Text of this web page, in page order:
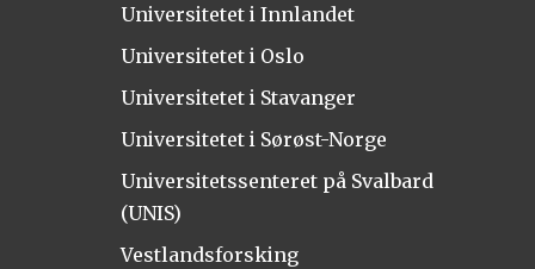
Universitetet i Innlandet
Universitetet i Oslo
Universitetet i Stavanger
Universitetet i Sørøst-Norge
Universitetssenteret på Svalbard
(UNIS)
Vestlandsforsking